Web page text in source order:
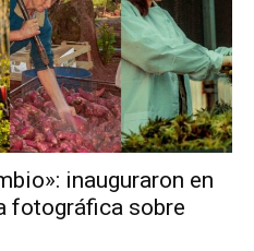
inauguraron en
fotográfica sobre